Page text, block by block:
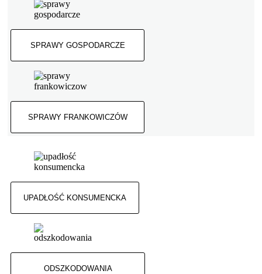
SPRAWY GOSPODARCZE
SPRAWY FRANKOWICZÓW
UPADŁOŚĆ KONSUMENCKA
ODSZKODOWANIA